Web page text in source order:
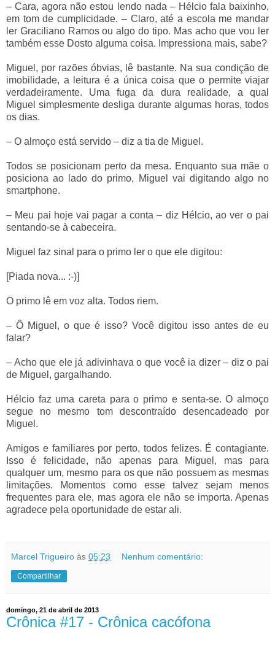
– Cara, agora não estou lendo nada – Hélcio fala baixinho,
em tom de cumplicidade. – Claro, até a escola me mandar
ler Graciliano Ramos ou algo do tipo. Mas acho que vou ler
também esse Dosto alguma coisa. Impressiona mais, sabe?
Miguel, por razões óbvias, lê bastante. Na sua condição de
imobilidade, a leitura é a única coisa que o permite viajar
verdadeiramente. Uma fuga da dura realidade, a qual
Miguel simplesmente desliga durante algumas horas, todos
os dias.
– O almoço está servido – diz a tia de Miguel.
Todos se posicionam perto da mesa. Enquanto sua mãe o
posiciona ao lado do primo, Miguel vai digitando algo no
smartphone.
– Meu pai hoje vai pagar a conta – diz Hélcio, ao ver o pai
sentando-se à cabeceira.
Miguel faz sinal para o primo ler o que ele digitou:
[Piada nova... :-)]
O primo lê em voz alta. Todos riem.
– Ô Miguel, o que é isso? Você digitou isso antes de eu
falar?
– Acho que ele já adivinhava o que você ia dizer – diz o pai
de Miguel, gargalhando.
Hélcio faz uma careta para o primo e senta-se. O almoço
segue no mesmo tom descontraído desencadeado por
Miguel.
Amigos e familiares por perto, todos felizes. É contagiante.
Isso é felicidade, não apenas para Miguel, mas para
qualquer um, mesmo para os que não possuem as mesmas
limitações. Momentos como esse talvez sejam menos
frequentes para ele, mas agora ele não se importa. Apenas
agradece pela oportunidade de estar ali.
Marcel Trigueiro às 05:23 Nenhum comentário:
Compartilhar
domingo, 21 de abril de 2013
Crônica #17 - Crônica cacófona